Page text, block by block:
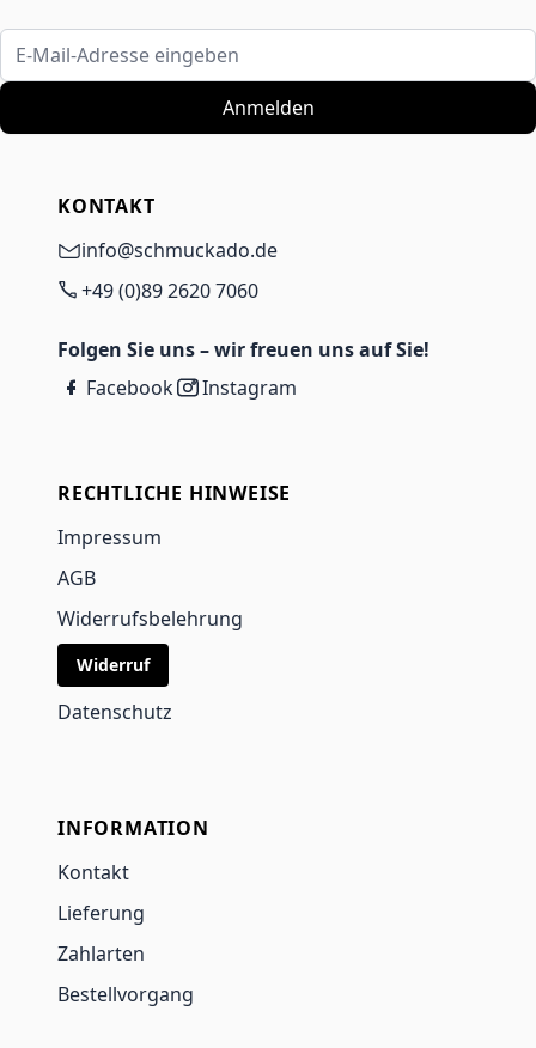
E-Mail-Adresse eingeben
Anmelden
KONTAKT
info@schmuckado.de
+49 (0)89 2620 7060
Folgen Sie uns – wir freuen uns auf Sie!
Facebook
Instagram
RECHTLICHE HINWEISE
Impressum
AGB
Widerrufsbelehrung
Widerruf
Datenschutz
INFORMATION
Kontakt
Lieferung
Zahlarten
Bestellvorgang